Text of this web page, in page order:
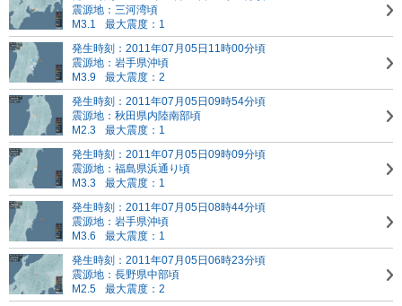
震源地：三河湾頃
M3.1
最大震度：1
発生時刻：2011年07月05日11時00分頃
震源地：岩手県沖頃
M3.9
最大震度：2
発生時刻：2011年07月05日09時54分頃
震源地：秋田県内陸南部頃
M2.3
最大震度：1
発生時刻：2011年07月05日09時09分頃
震源地：福島県浜通り頃
M3.3
最大震度：1
発生時刻：2011年07月05日08時44分頃
震源地：岩手県沖頃
M3.6
最大震度：1
発生時刻：2011年07月05日06時23分頃
震源地：長野県中部頃
M2.5
最大震度：2